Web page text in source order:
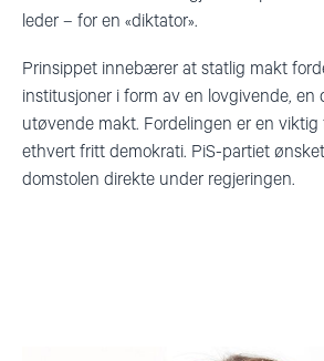
leder – for en «diktator».
Prinsippet innebærer at statlig makt
institusjoner i form av en lovgivende, en
utøvende makt. Fordelingen er en
ethvert fritt demokrati. PiS-partiet
domstolen direkte under regjeringen.